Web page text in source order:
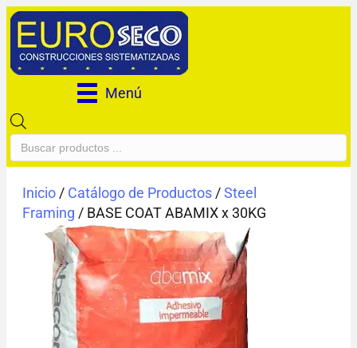
Menú
de
productos
Inicio / Catálogo de Productos /Steel
Framing / BASE COAT ABAMIX x 30KG